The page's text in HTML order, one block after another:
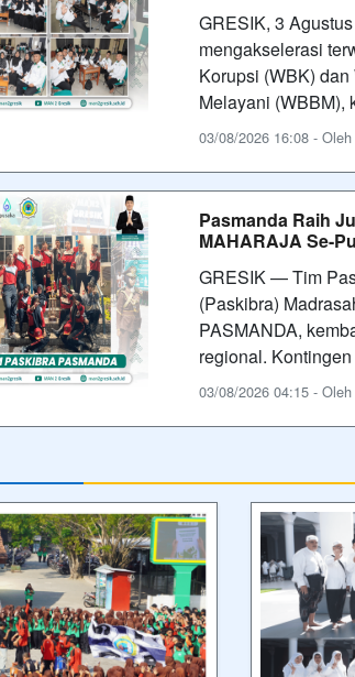
GRESIK, 3
mengakselerasi
Korupsi (WBK)
Melayani (WBBM),
03/08/2026 16:08 -
Pasmanda Raih
MAHARAJA Se-
GRESIK — Tim
(Paskibra)
PASMANDA,
regional.
03/08/2026 04:15 -